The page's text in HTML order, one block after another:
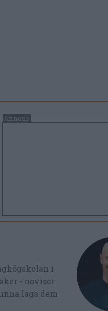
i
- noviser
laga dem